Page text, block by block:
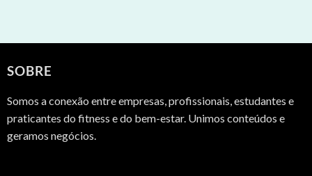
SOBRE
Somos a conexão entre empresas, profissionais, estudantes e
praticantes do fitness e do bem-estar. Unimos conteúdos e
geramos negócios.